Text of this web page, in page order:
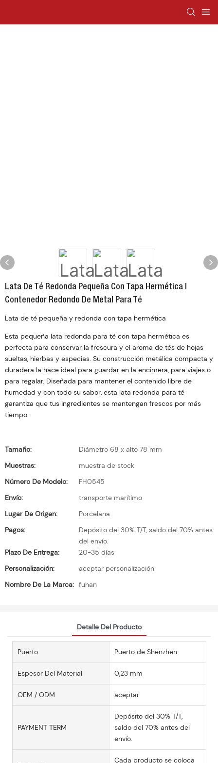
Lata De Té Redonda Pequeña Con Tapa Hermética |
Contenedor Redondo De Metal Para Té
Lata de té pequeña y redonda con tapa hermética
Esta pequeña lata redonda para té con tapa hermética es
perfecta para conservar la frescura y el aroma de tés de hojas
sueltas, hierbas y especias. Su construcción metálica compacta y
duradera la hace ideal para guardar en la encimera, para viajes o
para regalar. Diseñada para mantener el contenido libre de
humedad y con todo su sabor, esta lata redonda para té
garantiza que tus ingredientes se mantengan frescos por más
tiempo.
Tamaño:
Diámetro 68 x alto 78 mm
Muestras:
muestra de stock
Número De Modelo:
FH0545
Envío:
transporte marítimo
Lugar De Origen:
Porcelana
Pagos:
Depósito del 30% T/T, saldo del 70% antes
del envío.
Plazo De Entrega:
20-35 días
Personalización:
aceptar personalización
Nombre De La Marca: fuhan
Detalle Del Producto
Puerto Puerto de Shenzhen
Espesor Del Material 0,23 mm
OEM / ODM aceptar
PAYMENT TERM
Depósito del 30% T/T,
saldo del 70% antes del
envío.
Cada producto se coloca